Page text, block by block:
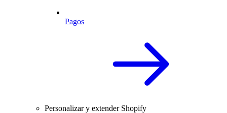
Pagos
Personalizar y extender Shopify